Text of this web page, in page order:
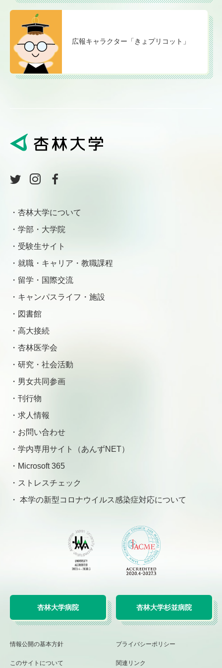
広報キャラクター「きょプリコット」
杏林大学について
学部・大学院
受験生サイト
就職・キャリア・教職課程
留学・国際交流
キャンパスライフ・施設
図書館
高大接続
杏林医学会
研究・社会活動
男女共同参画
刊行物
求人情報
お問い合わせ
学内専用サイト（あんずNET）
Microsoft 365
ストレスチェック
本学の新型コロナウイルス感染症対応について
杏林大学病院 杏林大学杉並病院
情報公開の基本方針 プライバシーポリシー
このサイトについて 関連リンク